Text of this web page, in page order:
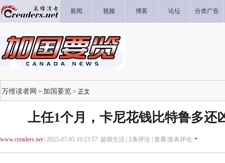
新闻 视频 博客 论坛 分类广告
万维读者网 > 加国要览 > 正文
上任1个月，卡尼花钱比特鲁多还
www.creaders.net| 2025-07-05 10:23:57 超级生活 | 1条评论 | 查看/发表评论